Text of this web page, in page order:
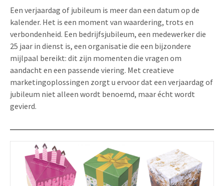
Een verjaardag of jubileum is meer dan een datum op de
kalender. Het is een moment van waardering, trots en
verbondenheid. Een bedrijfsjubileum, een medewerker die
25 jaar in dienst is, een organisatie die een bijzondere
mijlpaal bereikt: dit zijn momenten die vragen om
aandacht en een passende viering. Met creatieve
marketingoplossingen zorgt u ervoor dat een verjaardag of
jubileum niet alleen wordt benoemd, maar écht wordt
gevierd.
Turning Card
Schuifkaarten
Pop-up Kaarten
Geluidskaarten
Twin Sliders
Tabkaarten
Klepdoosjes
Schuifdoosjes
Retail Marketing
Vastgoedmarketing
Sport Marketing
Media Marketing
Automotive Marketing
Non-profit Marketing
Marketing in de Zorg
Duurzame Marketing
Kerst- en Eindejaar
Verjaardag en Jubilea
Uitnodigingen
Product Introductie
Kalender maken
Klantenbinding
Contact
Over Ons
Vacatures
Duurzaamheid
Brochure downloaden